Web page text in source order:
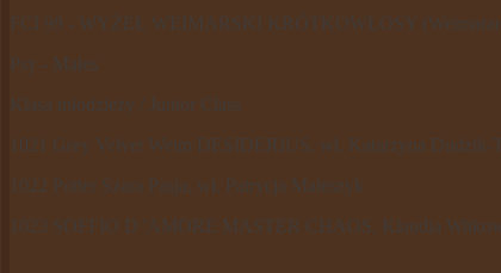
FCI 99 - WYŻEŁ WEIMARSKI KRÓTKOWŁOSY
Psy - Males
Klasa młodzieży / Junior Class
1021 Grey Velvet Weim DESIDERIUS, wł. Katarzyna Dudzik-
1022 Potter Szara Pasja, wł. Patrycja Maleszyk
1023 SOFFIO D 'AMORE MASTER CHAOS, Klaudia